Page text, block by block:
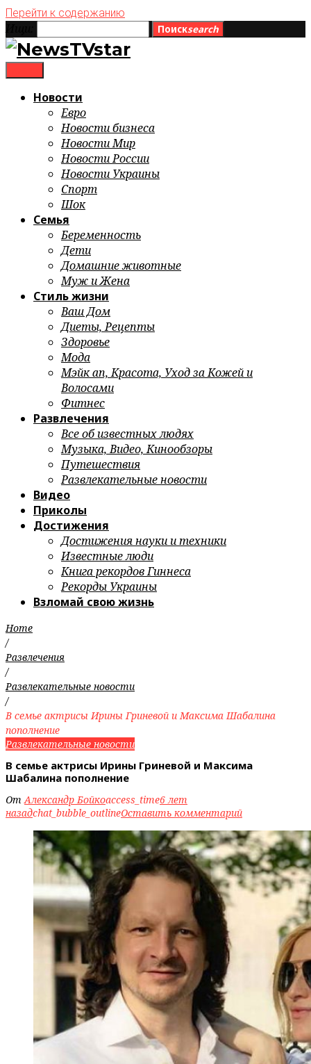
Перейти к содержанию
Поискsearch
Новости
Евро
Новости бизнеса
Новости Мир
Новости России
Новости Украины
Спорт
Шок
Семья
Беременность
Дети
Домашние животные
Муж и Жена
Стиль жизни
Ваш Дом
Диеты, Рецепты
Здоровье
Мода
Мэйк ап, Красота, Уход за Кожей и
Волосами
Фитнес
Развлечения
Все об известных людях
Музыка, Видео, Кинообзоры
Путешествия
Развлекательные новости
Видео
Приколы
Достижения
Достижения науки и техники
Известные люди
Книга рекордов Гиннеса
Рекорды Украины
Взломай свою жизнь
Home
/
Развлечения
/
Развлекательные новости
/
В семье актрисы Ирины Гриневой и Максима Шабалина
пополнение
Развлекательные новости
В семье актрисы Ирины Гриневой и Максима
Шабалина пополнение
ОтАлександр Бойкоaccess_time6 лет
назадchat_bubble_outlineОставить комментарий